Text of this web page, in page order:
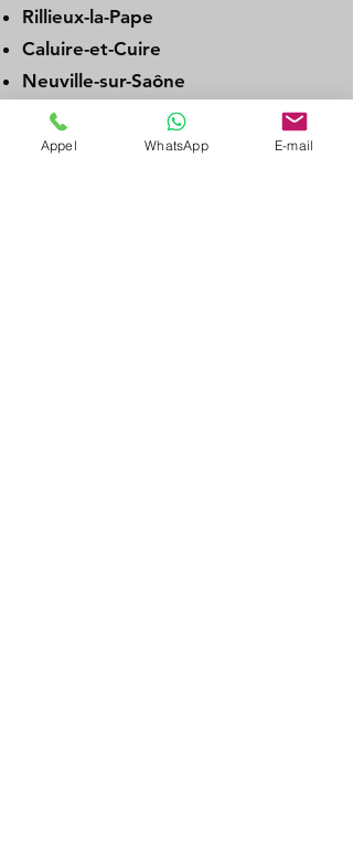
Rillieux-la-Pape
Caluire-et-Cuire
Neuville-sur-Saône
Genay
Albigny-sur-Saône
Appel WhatsApp E-mail